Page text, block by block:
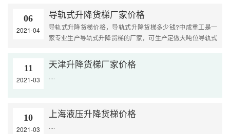
06
2021-04
导轨式升降货梯厂家价格
导轨式升降货梯价格，导轨式升降货梯多少钱?中成重工是一
家专业生产导轨式升降货梯的厂家，可生产定做大吨位导轨式
品....
11
2021-03
天津升降货梯厂家价格
....
10
2021-03
上海液压升降货梯价格
....